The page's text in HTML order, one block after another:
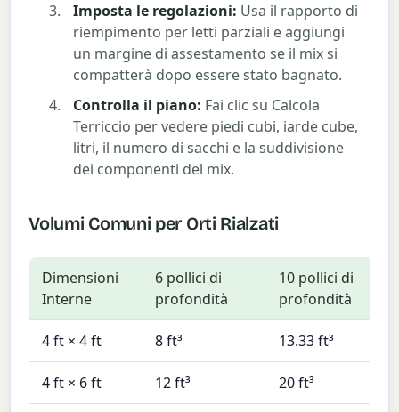
Imposta le regolazioni: Usa il rapporto di
riempimento per letti parziali e aggiungi
un margine di assestamento se il mix si
compatterà dopo essere stato bagnato.
Controlla il piano: Fai clic su Calcola
Terriccio per vedere piedi cubi, iarde cube,
litri, il numero di sacchi e la suddivisione
dei componenti del mix.
Volumi Comuni per Orti Rialzati
Dimensioni
Interne
6 pollici di
profondità
10 pollici di
profondità
4 ft × 4 ft 8 ft³ 13.33 ft³
4 ft × 6 ft 12 ft³ 20 ft³